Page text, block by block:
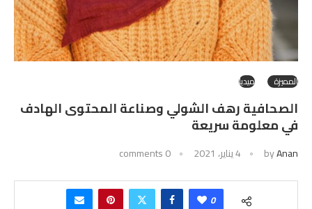
المميزة ميديا
الصحافية رهف الشولي وصناعة المحتوى الهادف
في معلومة سريعة
byAnan 4 يناير، 2021 0 comments
0